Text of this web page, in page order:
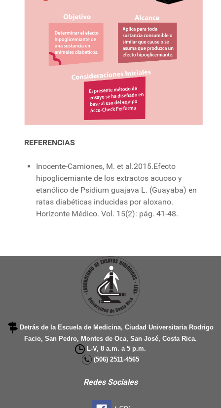
REFERENCIAS
Inocente-Camiones, M. et al.2015.Efecto
hipoglicemiante de los extractos acuoso y
etanólico de Psidium guajava L. (Guayaba) en
ratas diabéticas inducidas por aloxano.
Horizonte Médico. Vol. 15(2): pág. 41-48.
Detrás de la Escuela de Medicina, Ciudad Universitaria Rodrigo
Facio, San Pedro, Montes de Oca, San José, Costa Rica.
L-V, 8 a.m. a 5 p.m.
(506) 2511-4565
Redes Sociales